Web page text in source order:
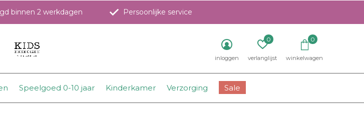
Speelgoed 0-10 jaar Kinderkamer Verzorging Sale
inloggen verlanglijst
0
winkelwagen
0
binnen 2 werkdagen Persoonlijke service